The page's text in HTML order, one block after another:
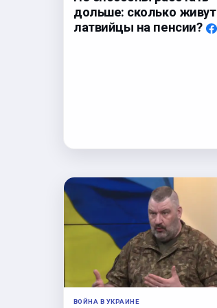
дольше: сколько живут
латвийцы на пенсии?
ВОЙНА В УКРАИНЕ